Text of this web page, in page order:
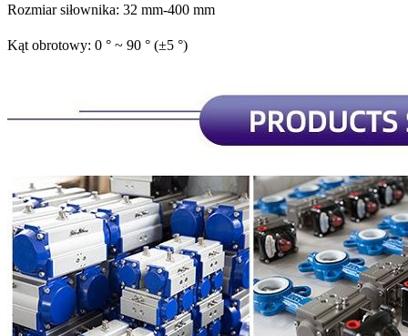
Rozmiar siłownika: 32 mm-400 mm
Kąt obrotowy: 0 ° ~ 90 ° (±5 °)